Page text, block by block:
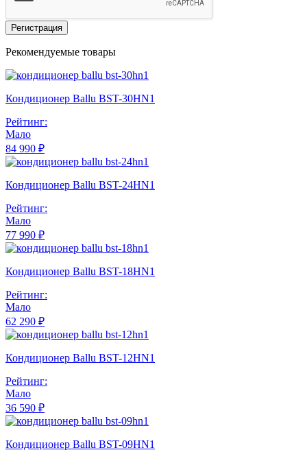
Регистрация
Рекомендуемые товары
Кондиционер Ballu BST-30HN1
Рейтинг:
Мало
84 990 ₽
Кондиционер Ballu BST-24HN1
Рейтинг:
Мало
77 990 ₽
Кондиционер Ballu BST-18HN1
Рейтинг:
Мало
62 290 ₽
Кондиционер Ballu BST-12HN1
Рейтинг:
Мало
36 590 ₽
Кондиционер Ballu BST-09HN1